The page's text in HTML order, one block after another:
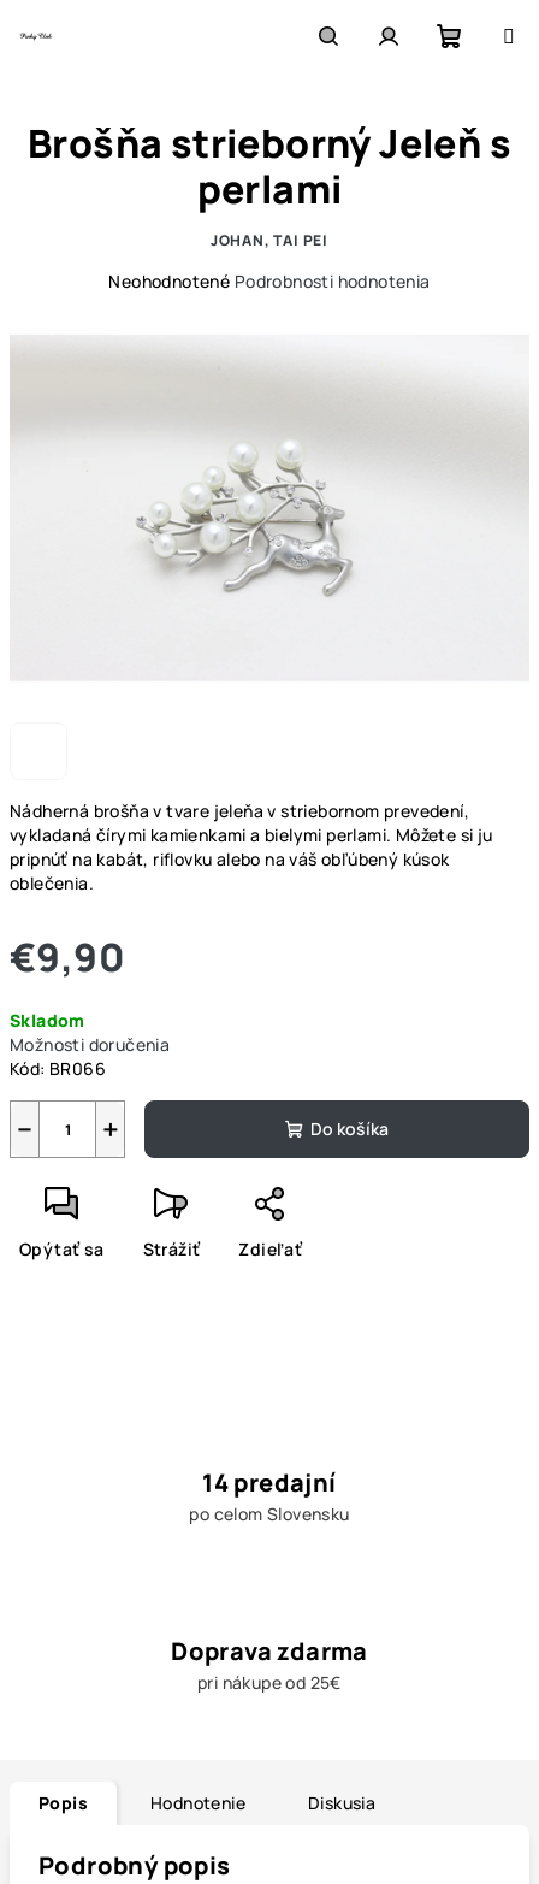
košík
Nádherná brošňa v tvare jeleňa v striebornom prevedení,
vykladaná čírymi kamienkami a bielymi perlami. Môžete si ju
pripnúť na kabát, riflovku alebo na váš obľúbený kúsok
oblečenia.
€9,90
cena:
Skladom
Možnosti doručenia
Kód: BR066
+
− Do košíka
Opýtať sa Strážiť Zdieľať
Brošňa strieborný Jeleň s
perlami
JOHAN, TAI PEI
Priemerné
Neohodnotené Podrobnosti hodnotenia
14 predajní
po celom Slovensku
Doprava zdarma
pri nákupe od 25€
Popis Hodnotenie Diskusia
Podrobný popis